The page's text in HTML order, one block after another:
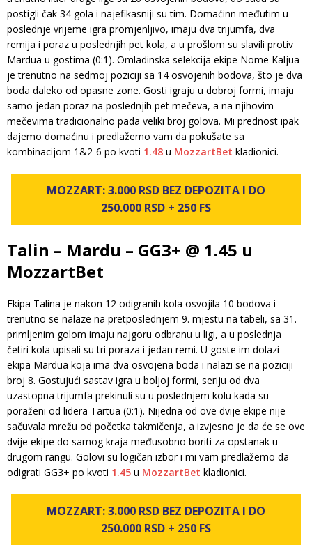
postigli čak 34 gola i najefikasniji su tim. Domaćinn međutim u
poslednje vrijeme igra promjenljivo, imaju dva trijumfa, dva
remija i poraz u poslednjih pet kola, a u prošlom su slavili protiv
Mardua u gostima (0:1). Omladinska selekcija ekipe Nome Kaljua
je trenutno na sedmoj poziciji sa 14 osvojenih bodova, što je dva
boda daleko od opasne zone. Gosti igraju u dobroj formi, imaju
samo jedan poraz na poslednjih pet mečeva, a na njihovim
mečevima tradicionalno pada veliki broj golova. Mi prednost ipak
dajemo domaćinu i predlažemo vam da pokušate sa
kombinacijom 1&2-6 po kvoti 1.48 u MozzartBet kladionici.
MOZZART: 3.000 RSD BEZ DEPOZITA I DO
250.000 RSD + 250 FS
Talin – Mardu – GG3+ @ 1.45 u
MozzartBet
Ekipa Talina je nakon 12 odigranih kola osvojila 10 bodova i
trenutno se nalaze na pretposlednjem 9. mjestu na tabeli, sa 31.
primljenim golom imaju najgoru odbranu u ligi, a u poslednja
četiri kola upisali su tri poraza i jedan remi. U goste im dolazi
ekipa Mardua koja ima dva osvojena boda i nalazi se na poziciji
broj 8. Gostujući sastav igra u boljoj formi, seriju od dva
uzastopna trijumfa prekinuli su u poslednjem kolu kada su
poraženi od lidera Tartua (0:1). Nijedna od ove dvije ekipe nije
sačuvala mrežu od početka takmičenja, a izvjesno je da će se ove
dvije ekipe do samog kraja međusobno boriti za opstanak u
drugom rangu. Golovi su logičan izbor i mi vam predlažemo da
odigrati GG3+ po kvoti 1.45 u MozzartBet kladionici.
MOZZART: 3.000 RSD BEZ DEPOZITA I DO
250.000 RSD + 250 FS